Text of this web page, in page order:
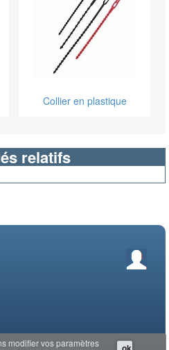
Collier en plastique
relatifs
modifier vos paramètres